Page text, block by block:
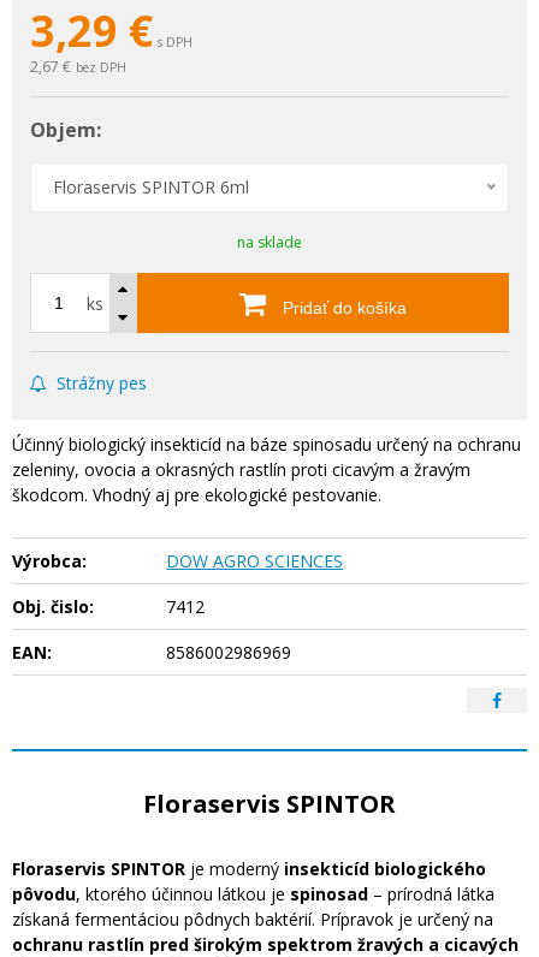
3,29 € s DPH
2,67 € bez DPH
Objem:
Floraservis SPINTOR 6ml
na sklade
ks Pridať do košíka
Strážny pes
Účinný biologický insekticíd na báze spinosadu určený na ochranu
zeleniny, ovocia a okrasných rastlín proti cicavým a žravým
škodcom. Vhodný aj pre ekologické pestovanie.
Výrobca:
DOW AGRO SCIENCES
Obj. čislo:
7412
EAN:
8586002986969
Floraservis SPINTOR
Floraservis SPINTOR je moderný insekticíd biologického
pôvodu, ktorého účinnou látkou je spinosad – prírodná látka
získaná fermentáciou pôdnych baktérií. Prípravok je určený na
ochranu rastlín pred širokým spektrom žravých a cicavých